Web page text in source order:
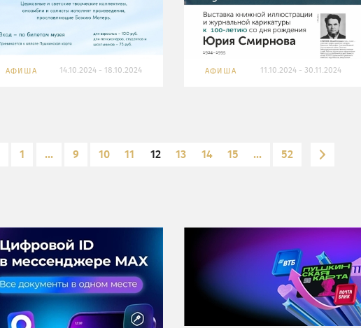
14.10.2024 - 18.10.2024
АФИША 11.10.2024 - 30.11.2024
АФИША
1 ... 9 10 11 12 13 14 15 ... 52